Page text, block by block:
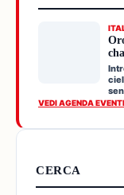
VEDI AGENDA
CERCA